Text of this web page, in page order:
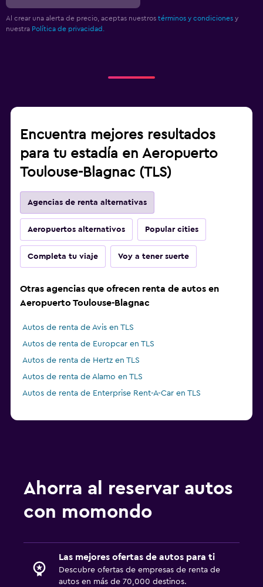
Al crear una alerta de precio, aceptas nuestros términos y condiciones y
nuestra Política de privacidad.
Encuentra mejores resultados
para tu estadía en Aeropuerto
Toulouse-Blagnac (TLS)
Agencias de renta alternativas
Aeropuertos alternativos Popular cities
Completa tu viaje Voy a tener suerte
Otras agencias que ofrecen renta de autos en
Aeropuerto Toulouse-Blagnac
Autos de renta de Avis en TLS
Autos de renta de Europcar en TLS
Autos de renta de Hertz en TLS
Autos de renta de Alamo en TLS
Autos de renta de Enterprise Rent-A-Car en TLS
Ahorra al reservar autos
con momondo
Las mejores ofertas de autos para ti
Descubre ofertas de empresas de renta de
autos en más de 70,000 destinos.